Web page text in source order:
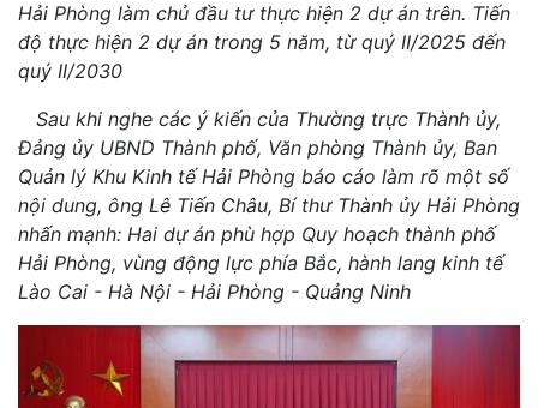
Hải Phòng làm chủ đầu tư thực hiện 2 dự án trên. Tiến
độ thực hiện 2 dự án trong 5 năm, từ quý II/2025 đến
quý II/2030
Sau khi nghe các ý kiến của Thường trực Thành ủy,
Đảng ủy UBND Thành phố, Văn phòng Thành ủy, Ban
Quản lý Khu Kinh tế Hải Phòng báo cáo làm rõ một số
nội dung, ông Lê Tiến Châu, Bí thư Thành ủy Hải Phòng
nhấn mạnh: Hai dự án phù hợp Quy hoạch thành phố
Hải Phòng, vùng động lực phía Bắc, hành lang kinh tế
Lào Cai - Hà Nội - Hải Phòng - Quảng Ninh